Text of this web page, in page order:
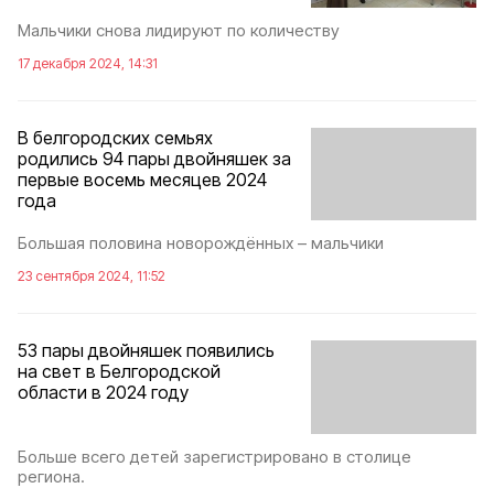
Мальчики снова лидируют по количеству
17 декабря 2024, 14:31
В белгородских семьях
родились 94 пары двойняшек за
первые восемь месяцев 2024
года
Большая половина новорождённых – мальчики
23 сентября 2024, 11:52
53 пары двойняшек появились
на свет в Белгородской
области в 2024 году
Больше всего детей зарегистрировано в столице
региона.